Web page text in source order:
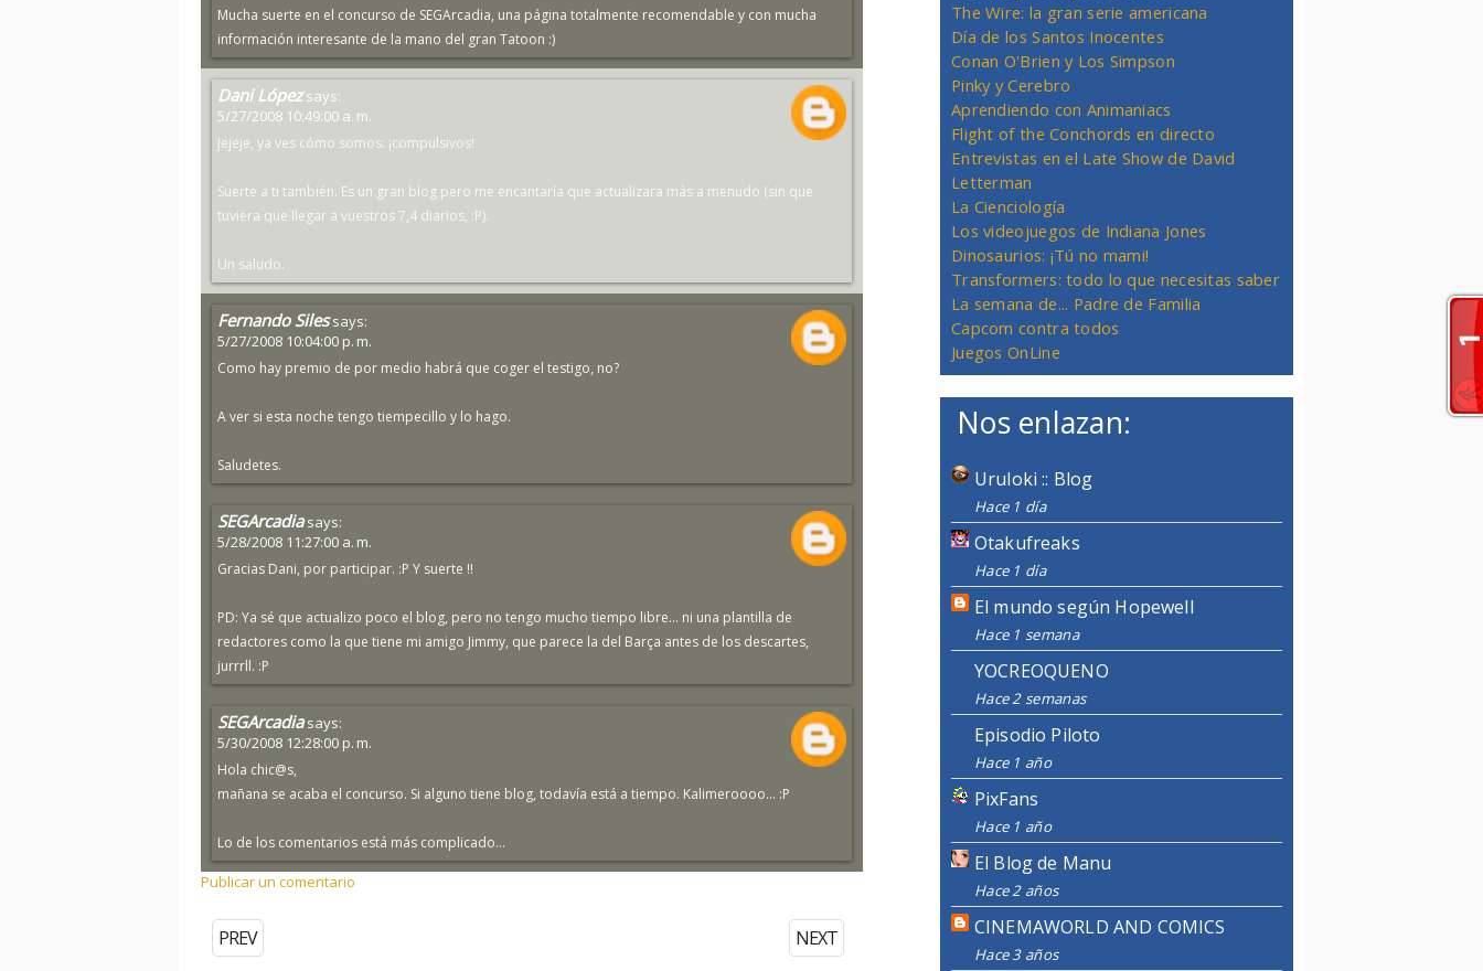
Mucha suerte en el concurso de SEGArcadia, una página totalmente recomendable y con mucha
información interesante de la mano del gran Tatoon :)
Dani López says:
5/27/2008 10:49:00 a. m.
Jejeje, ya ves cómo somos: ¡compulsivos!
Suerte a ti también. Es un gran blog pero me encantaría que actualizara más a menudo (sin que
tuviera que llegar a vuestros 7,4 diarios, :P).
Un saludo.
Fernando Siles says:
5/27/2008 10:04:00 p. m.
Como hay premio de por medio habrá que coger el testigo, no?
A ver si esta noche tengo tiempecillo y lo hago.
Saludetes.
SEGArcadia says:
5/28/2008 11:27:00 a. m.
Gracias Dani, por participar. :P Y suerte !!
PD: Ya sé que actualizo poco el blog, pero no tengo mucho tiempo libre... ni una plantilla de
redactores como la que tiene mi amigo Jimmy, que parece la del Barça antes de los descartes,
jurrrll. :P
SEGArcadia says:
5/30/2008 12:28:00 p. m.
Hola chic@s,
mañana se acaba el concurso. Si alguno tiene blog, todavía está a tiempo. Kalimeroooo... :P
Lo de los comentarios está más complicado…
Publicar un comentario
NEXT
PREV
The Wire: la gran serie americana
Día de los Santos Inocentes
Conan O'Brien y Los Simpson
Pinky y Cerebro
Aprendiendo con Animaniacs
Flight of the Conchords en directo
Entrevistas en el Late Show de David
Letterman
La Cienciología
Los videojuegos de Indiana Jones
Dinosaurios: ¡Tú no mami!
Transformers: todo lo que necesitas saber
La semana de... Padre de Familia
Capcom contra todos
Juegos OnLine
Nos enlazan:
Uruloki :: Blog
Hace 1 día
Otakufreaks
Hace 1 día
El mundo según Hopewell
Hace 1 semana
YOCREOQUENO
Hace 2 semanas
Episodio Piloto
Hace 1 año
PixFans
Hace 1 año
El Blog de Manu
Hace 2 años
CINEMAWORLD AND COMICS
Hace 3 años